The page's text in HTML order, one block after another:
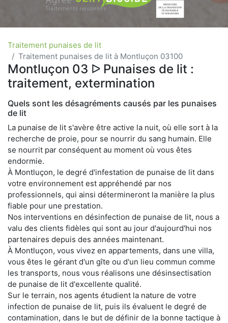
Traitement punaises de lit
Traitement punaises de lit à Montluçon 03100
Montluçon 03 ᐅ Punaises de lit :
traitement, extermination
Quels sont les désagréments causés par les punaises
de lit
La punaise de lit s'avère être active la nuit, où elle sort à la
recherche de proie, pour se nourrir du sang humain. Elle
se nourrit par conséquent au moment où vous êtes
endormie.
À Montluçon, le degré d'infestation de punaise de lit dans
votre environnement est appréhendé par nos
professionnels, qui ainsi détermineront la manière la plus
fiable pour une prestation.
Nos interventions en désinfection de punaise de lit, nous a
valu des clients fidèles qui sont au jour d'aujourd'hui nos
partenaires depuis des années maintenant.
À Montluçon, vous vivez en appartements, dans une villa,
vous êtes le gérant d'un gîte ou d'un lieu commun comme
les transports, nous vous réalisons une désinsectisation
de punaise de lit d'excellente qualité.
Sur le terrain, nos agents étudient la nature de votre
infection de punaise de lit, puis ils évaluent le degré de
contamination, dans le but de définir de la bonne tactique à